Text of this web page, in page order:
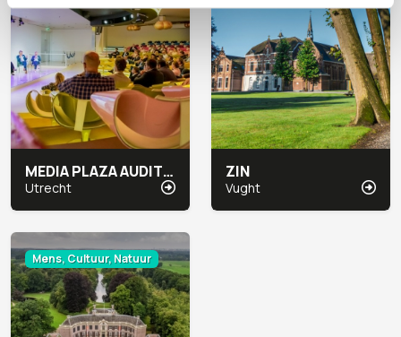
MEDIA PLAZA AUDITORIUMGEBIED CONGRESCENTRUM
Utrecht
ZIN
Vught
Mens, Cultuur, Natuur